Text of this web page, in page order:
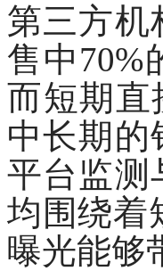
第三方机
售中70%
而短期直
中长期的
平台监测
均围绕着
曝光能够